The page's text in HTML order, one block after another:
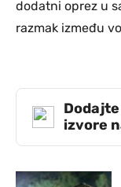
dodatni oprez u
razmak između
Dodajte
izvore